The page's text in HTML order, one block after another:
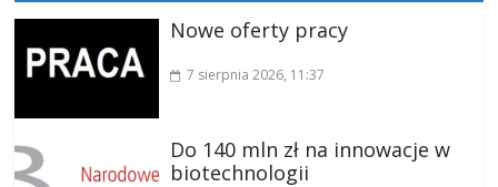
Nowe oferty pracy
7 sierpnia 2026, 11:37
Do 140 mln zł na innowacje w
biotechnologii